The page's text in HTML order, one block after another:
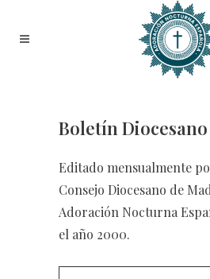
Boletín Diocesano
Editado mensualmente
Consejo Diocesano de
Adoración Nocturna
el año 2000.